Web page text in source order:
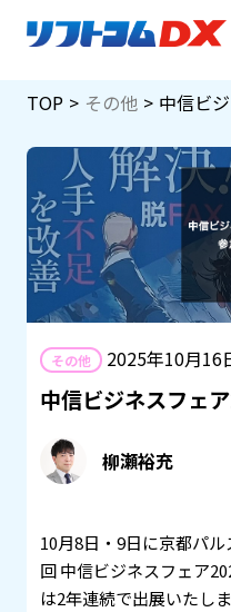
TOP その他 中信ビ
その他 2025年10月16
中信ビジネスフェ
柳瀬裕充
10月8日・9日に京都パ
回 中信ビジネスフェア
は2年連続で出展いたし